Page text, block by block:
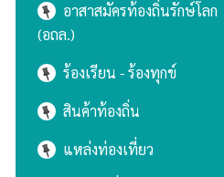
อาสาสมัครท้องถิ่นรักษ์โลก
(อถล.)
ร้องเรียน - ร้องทุกข์
สินค้าท้องถิ่น
แหล่งท่องเที่ยว